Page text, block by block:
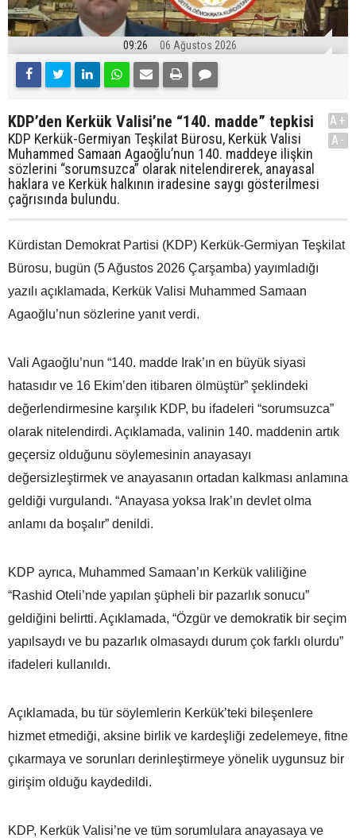
09:26 06 Ağustos 2026
KDP’den Kerkük Valisi’ne “140. madde” tepkisi
KDP Kerkük-Germiyan Teşkilat Bürosu, Kerkük Valisi
Muhammed Samaan Agaoğlu’nun 140. maddeye ilişkin
sözlerini “sorumsuzca” olarak nitelendirerek, anayasal
haklara ve Kerkük halkının iradesine saygı gösterilmesi
çağrısında bulundu.
A+
A-
Kürdistan Demokrat Partisi (KDP) Kerkük-Germiyan Teşkilat
Bürosu, bugün (5 Ağustos 2026 Çarşamba) yayımladığı
yazılı açıklamada, Kerkük Valisi Muhammed Samaan
Agaoğlu’nun sözlerine yanıt verdi.
Vali Agaoğlu’nun “140. madde Irak’ın en büyük siyasi
hatasıdır ve 16 Ekim’den itibaren ölmüştür” şeklindeki
değerlendirmesine karşılık KDP, bu ifadeleri “sorumsuzca”
olarak nitelendirdi. Açıklamada, valinin 140. maddenin artık
geçersiz olduğunu söylemesinin anayasayı
değersizleştirmek ve anayasanın ortadan kalkması anlamına
geldiği vurgulandı. “Anayasa yoksa Irak’ın devlet olma
anlamı da boşalır” denildi.
KDP ayrıca, Muhammed Samaan’ın Kerkük valiliğine
“Rashid Oteli’nde yapılan şüpheli bir pazarlık sonucu”
geldiğini belirtti. Açıklamada, “Özgür ve demokratik bir seçim
yapılsaydı ve bu pazarlık olmasaydı durum çok farklı olurdu”
ifadeleri kullanıldı.
Açıklamada, bu tür söylemlerin Kerkük’teki bileşenlere
hizmet etmediği, aksine birlik ve kardeşliği zedelemeye, fitne
çıkarmaya ve sorunları derinleştirmeye yönelik uygunsuz bir
girişim olduğu kaydedildi.
KDP, Kerkük Valisi’ne ve tüm sorumlulara anayasaya ve